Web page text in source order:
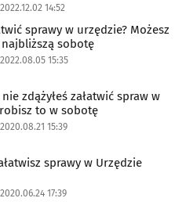
2022.12.02 14:52
sprawy w urzędzie? Możesz
sobotę
2022.08.05 15:35
zdążyłeś załatwić spraw w
to w sobotę
2020.08.21 15:39
sprawy w Urzędzie
2020.06.24 17:39